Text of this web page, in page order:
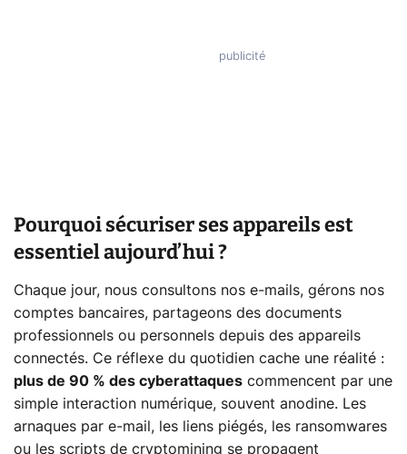
Pourquoi sécuriser ses appareils est
essentiel aujourd’hui ?
Chaque jour, nous consultons nos e-mails, gérons nos
comptes bancaires, partageons des documents
professionnels ou personnels depuis des appareils
connectés. Ce réflexe du quotidien cache une réalité :
plus de 90 % des cyberattaques commencent par une
simple interaction numérique, souvent anodine. Les
arnaques par e-mail, les liens piégés, les ransomwares
ou les scripts de cryptomining se propagent